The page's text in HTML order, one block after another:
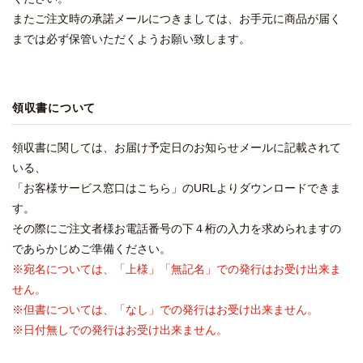
またご注文時の承諾メールにつきましては、お手元に商品が届く
までは必ず保管いただくようお願い致します。
領収書について
領収書に関しては、お届け予定日のお知らせメールに記載されて
いる、
「お客様サービス窓口はこちら」のURLよりダウンロードできま
す。
その際にご注文者様お電話番号の下４桁の入力を求められますの
であらかじめご準備ください。
※宛名については、「上様」「無記名」での発行はお受け出来ま
せん。
※但書については、「なし」での発行はお受け出来ません。
※日付無しでの発行はお受け出来ません。